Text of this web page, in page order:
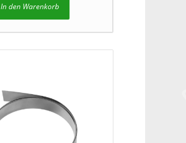
In den Warenkorb